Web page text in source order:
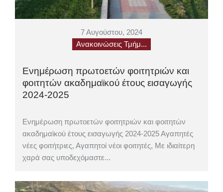
7 Αυγούστου, 2024
Ανακοινώσεις Τμήμ...
Ενημέρωση πρωτοετών φοιτητριών και
φοιτητών ακαδημαϊκού έτους εισαγωγής
2024-2025
Ενημέρωση πρωτοετών φοιτητριών και φοιτητών
ακαδημαϊκού έτους εισαγωγής 2024-2025 Αγαπητές
νέες φοιτήτριες, Αγαπητοί νέοι φοιτητές, Με ιδιαίτερη
χαρά σας υποδεχόμαστε...